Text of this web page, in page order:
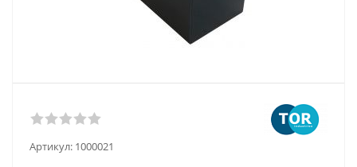
Артикул: 1000021